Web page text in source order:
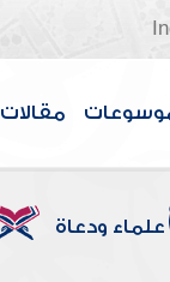
مقالات
علماء ودعاة